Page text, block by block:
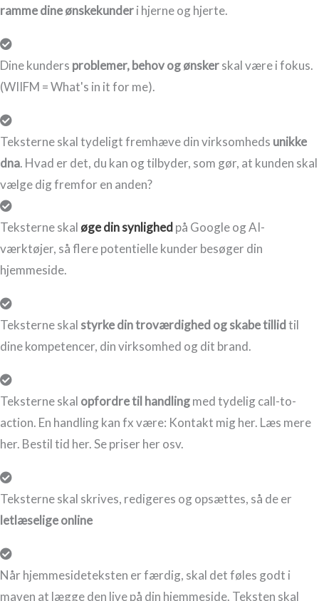
ramme dine ønskekunderi hjerne og hjerte.
Dine kunders problemer, behov og ønskerskal være i fokus.
(WIIFM = What's in it for me).
Teksterne skal tydeligt fremhæve din virksomheds unikke
dna. Hvad er det, du kan og tilbyder, som gør, at kunden skal
vælge dig fremfor en anden?
Teksterne skal øge din synlighedpå Google og AI-
værktøjer, så flere potentielle kunder besøger din
hjemmeside.
Teksterne skal styrke din troværdighed og skabe tillidtil
dine kompetencer, din virksomhed og dit brand.
Teksterne skal opfordre til handlingmed tydelig call-to-
action. En handling kan fx være: Kontakt mig her. Læs mere
her. Bestil tid her. Se priser her osv.
Teksterne skal skrives, redigeres og opsættes, så de er
letlæselige online
Når hjemmesideteksten er færdig, skal det føles godt i
maven at lægge den live på din hjemmeside. Teksten skal